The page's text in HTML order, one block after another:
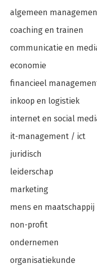
algemeen
coaching en trainen
communicatie en
economie
financieel
inkoop en logistiek
internet en social
it-management / ict
juridisch
leiderschap
marketing
mens en maatschappij
non-profit
ondernemen
organisatiekunde